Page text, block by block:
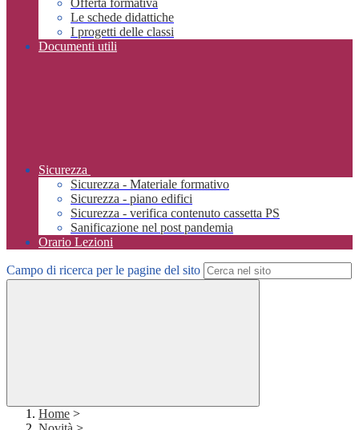
Offerta formativa
Le schede didattiche
I progetti delle classi
Documenti utili
Sicurezza
Sicurezza - Materiale formativo
Sicurezza - piano edifici
Sicurezza - verifica contenuto cassetta PS
Sanificazione nel post pandemia
Orario Lezioni
Campo di ricerca per le pagine del sito
Home >